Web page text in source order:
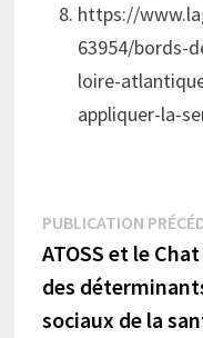
https://
63954/bords-
loire-
appliquer-la-
Navigation
de
l’article
PUBLICATION
ATOSS et le
des
sociaux de la